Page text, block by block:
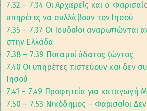
7.32 – 7.34 Οι Αρχιερείς και οι
υπηρέτες να συλλάβουν τον Ιησού
7.35 – 7.37 Οι Ιουδαίοι αναρωτιώνται
στην Ελλάδα
7.38 – 7.39 Ποταμοί ύδατος ζώντος
7.40 Οι υπηρέτες πιστεύουν και δεν
Ιησού
7.41 – 7.49 Προφητεία για καταγωγή
7.50 – 7.53 Νικόδημος – Φαρισαίοι